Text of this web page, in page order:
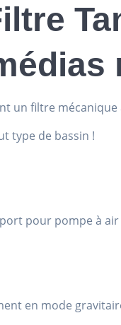
un filtre
type de bassin !
pour pompe à air
en mode